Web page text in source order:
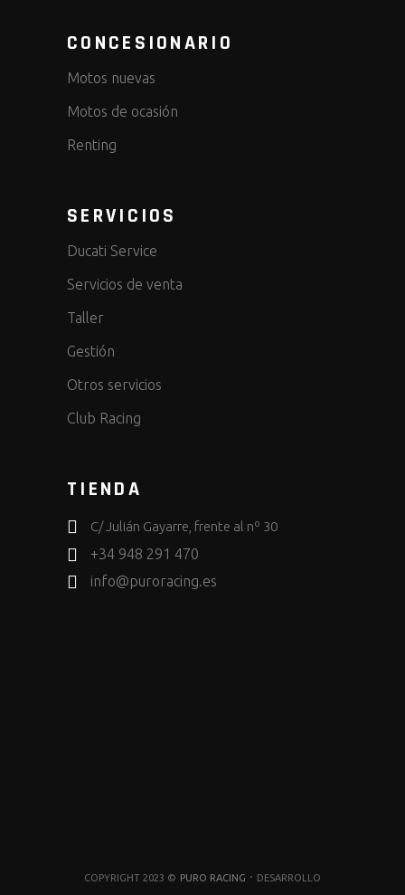
CONCESIONARIO
Motos nuevas
Motos de ocasión
Renting
SERVICIOS
Ducati Service
Servicios de venta
Taller
Gestión
Otros servicios
Club Racing
TIENDA
C/ Julián Gayarre, frente al nº 30
+34 948 291 470
info@puroracing.es
COPYRIGHT 2023 © PURO RACING · DESARROLLO